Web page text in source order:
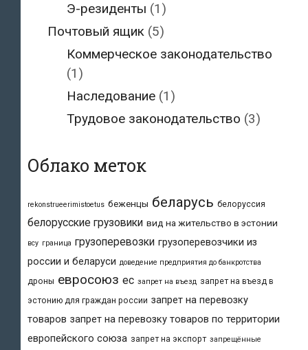
Э-резиденты (1)
Почтовый ящик(5)
Коммерческое законодательство
(1)
Наследование (1)
Трудовое законодательство (3)
Облако меток
rekonstrueerimistoetus беженцы беларусь белоруссия
белорусские грузовики вид на жительство в эстонии
всу граница грузоперевозки грузоперевозчики из
россии и беларуси доведение предприятия до банкротства
дроны евросоюз ес запрет на въезд запрет на въезд в
эстонию для граждан россии запрет на перевозку
товаров запрет на перевозку товаров по территории
европейского союза запрет на экспорт запрещённые